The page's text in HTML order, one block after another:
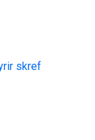
skref